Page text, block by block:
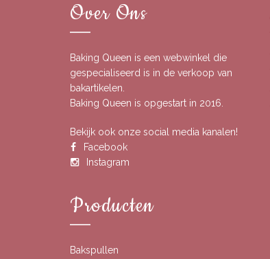
Over Ons
Baking Queen is een webwinkel die
gespecialiseerd is in de verkoop van
bakartikelen.
Baking Queen is opgestart in 2016.
Bekijk ook onze social media kanalen!
Facebook
Instagram
Producten
Bakspullen